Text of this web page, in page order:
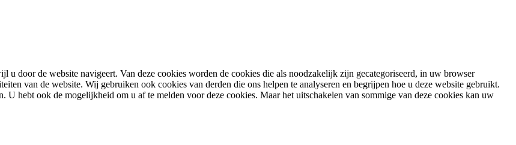
u door de website navigeert. Van deze cookies worden de cookies die als noodzakelijk zijn gecategoriseerd, in uw browser
van de website. Wij gebruiken ook cookies van derden die ons helpen te analyseren en begrijpen hoe u deze website gebruikt.
hebt ook de mogelijkheid om u af te melden voor deze cookies. Maar het uitschakelen van sommige van deze cookies kan uw